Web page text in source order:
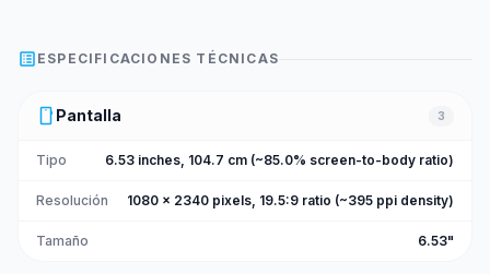
list_alt ESPECIFICACIONES TÉCNICAS
smartphone Pantalla 3
Tipo 6.53 inches, 104.7 cm (~85.0% screen-to-body ratio)
Resolución 1080 x 2340 pixels, 19.5:9 ratio (~395 ppi density)
Tamaño 6.53"